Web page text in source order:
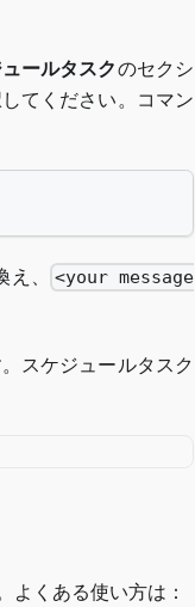
ールタスクのセクシ
てください。コマン
、
<your message
スケジュールタスク
くある使い方は：